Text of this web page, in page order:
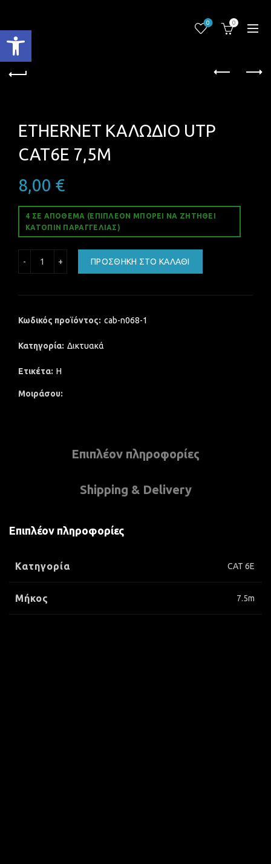
Ανοίξτε τη γραμμή εργαλείων
0 0
ETHERNET ΚΑΛΩΔΙΟ UTP
CAT6E 7,5M
8,00 €
4 ΣΕ ΑΠΌΘΕΜΑ (ΕΠΙΠΛΈΟΝ ΜΠΟΡΕΊ ΝΑ ΖΗΤΗΘΕΊ
ΚΑΤΌΠΙΝ ΠΑΡΑΓΓΕΛΊΑΣ)
ΠΡΟΣΘΉΚΗ ΣΤΟ ΚΑΛΆΘΙ
Κωδικός προϊόντος: cab-n068-1
Κατηγορία: Δικτυακά
Ετικέτα: H
Μοιράσου
Επιπλέον πληροφορίες
Shipping & Delivery
Επιπλέον πληροφορίες
Κατηγορία CAT 6E
Μήκος 7.5m